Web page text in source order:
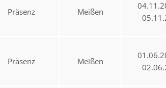
Präsenz Meißen
Präsenz Meißen